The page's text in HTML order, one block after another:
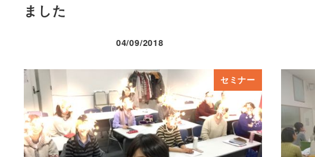
ました
投稿日
04/09/2018
セミナー